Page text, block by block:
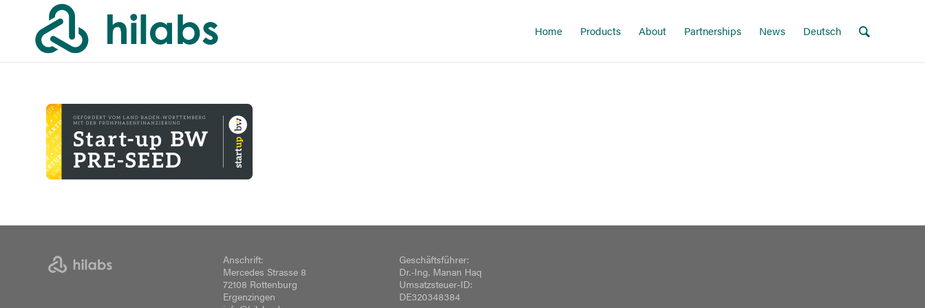
Home Products About Partnerships News Deutsch
Anschrift:
Mercedes Strasse 8
72108 Rottenburg
Ergenzingen
Geschäftsführer:
Dr.-Ing. Manan Haq
Umsatzsteuer-ID:
DE320348384